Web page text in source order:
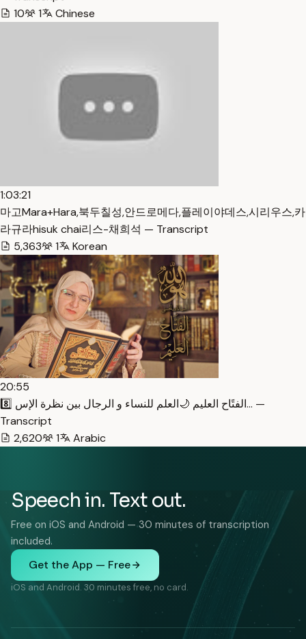
10
1 Chinese
1:03:21
마고Mara+Hara,북두칠성,안드로메다,플레이야데스,시리우스,카
라규라hisuk chai리스-채희석 — Transcript
5,363
1 Korean
20:55
8️⃣ الفتًاح العليم 🌙العلم للنساء و الرجال بين نظرة الإس… —
Transcript
2,620
1 Arabic
Speech in. Text out.
Free on iOS and Android — 30 minutes of transcription
included.
Get the App — Free
iOS and Android. 30 minutes free, no card.